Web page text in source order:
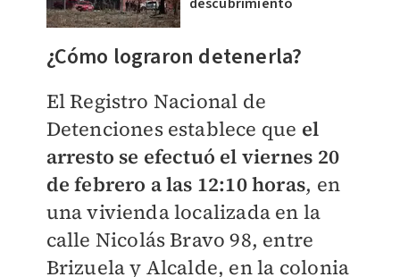
¿Cómo lograron detenerla?
El Registro Nacional de
Detenciones establece que el
arresto se efectuó el viernes 20
de febrero a las 12:10 horas, en
una vivienda localizada en la
calle Nicolás Bravo 98, entre
Brizuela y Alcalde, en la colonia